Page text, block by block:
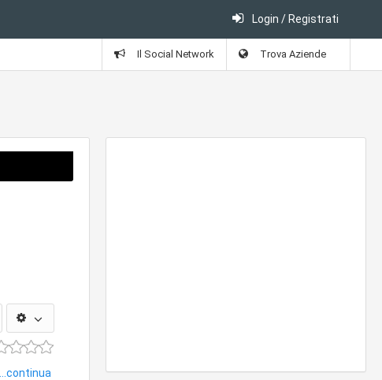
Login / Registrati
Il Social Network Trova Aziende
...continua